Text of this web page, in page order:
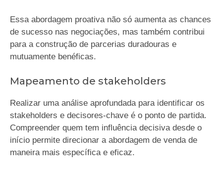
Essa abordagem proativa não só aumenta as chances
de sucesso nas negociações, mas também contribui
para a construção de parcerias duradouras e
mutuamente benéficas.
Mapeamento de stakeholders
Realizar uma análise aprofundada para identificar os
stakeholders e decisores-chave é o ponto de partida.
Compreender quem tem influência decisiva desde o
início permite direcionar a abordagem de venda de
maneira mais específica e eficaz.